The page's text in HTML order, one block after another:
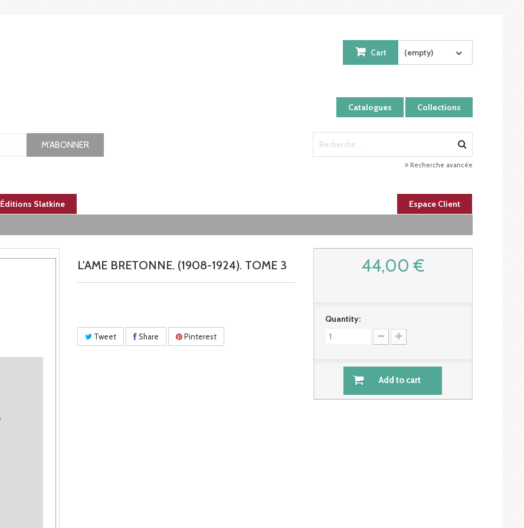
Catalogues Collections
Cart (empty)
M'ABONNER
Recherche avancée
Éditions Slatkine
Espace Client
L'AME BRETONNE. (1908-1924). TOME 3
Tweet Share Pinterest
44,00 €
Quantity:
Add to cart